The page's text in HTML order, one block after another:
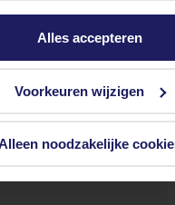
Alles accepteren
Voorkeuren wijzigen
noodzakelijke